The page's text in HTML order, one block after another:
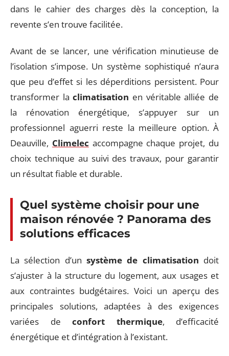
dans le cahier des charges dès la conception, la
revente s’en trouve facilitée.
Avant de se lancer, une vérification minutieuse de
l’isolation s’impose. Un système sophistiqué n’aura
que peu d’effet si les déperditions persistent. Pour
transformer laclimatisation en véritable alliée de
la rénovation énergétique, s’appuyer sur un
professionnel aguerri reste la meilleure option. À
Deauville, Climelec accompagne chaque projet, du
choix technique au suivi des travaux, pour garantir
un résultat fiable et durable.
Quel système choisir pour une
maison rénovée ? Panorama des
solutions efficaces
La sélection d’un système de climatisation doit
s’ajuster à la structure du logement, aux usages et
aux contraintes budgétaires. Voici un aperçu des
principales solutions, adaptées à des exigences
variées de confort thermique, d’efficacité
énergétique et d’intégration à l’existant.